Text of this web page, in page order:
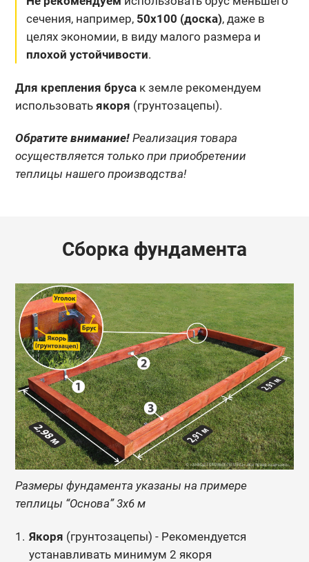
сечения, например, 50х100 (доска), даже в
целях экономии, в виду малого размера и
плохой устойчивости.
Для крепления брусак земле рекомендуем
использовать якоря (грунтозацепы).
Обратите внимание!Реализация товара
осуществляется только при приобретении
теплицы нашего производства!
Сборка фундамента
Размеры фундамента указаны на примере
теплицы “Основа” 3х6 м
Якоря (грунтозацепы) - Рекомендуется
устанавливать минимум 2 якоря